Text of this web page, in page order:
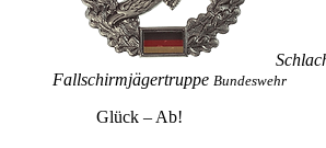
Fallschirmjägertruppe Bundeswehr
Glück – Ab!